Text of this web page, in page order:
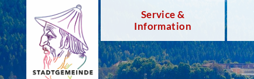
Service &
Information